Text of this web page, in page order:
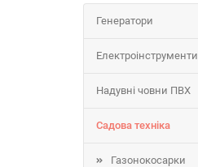
Генератори
Електроінструменти
Надувні човни ПВХ
Садова техніка
Газонокосарки